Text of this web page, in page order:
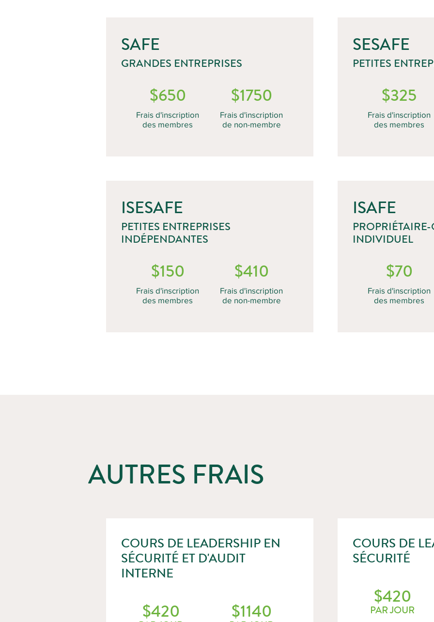
SAFE
GRANDES ENTREPRISES
$650
Frais d'inscription
des membres
$1750
Frais d'inscription
de non-membre
ISESAFE
PETITES ENTREPRISES
INDÉPENDANTES
$150
Frais d'inscription
des membres
$410
Frais d'inscription
de non-membre
SESAFE
PETITES
$325
Frais d'inscription
des membres
ISAFE
INDIVIDUEL
$70
Frais d'inscription
des membres
AUTRES FRAIS
COURS DE LEADERSHIP EN
SÉCURITÉ ET D'AUDIT
INTERNE
$420 $1140
COURS DE
SÉCURITÉ
$420
PAR JOUR